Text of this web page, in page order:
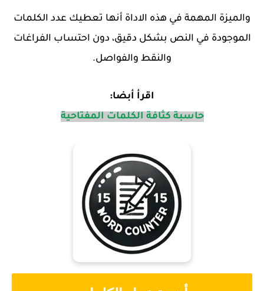
والميزة المهمة في هذه الاداة أنها تعطيك عدد الكلمات
الموجودة في النص بشكل دقيق، دون احتساب الفراغات
والنقط والفواصل.
اقرأ أبضا:
حاسبة كثافة الكلمات المفتاحية